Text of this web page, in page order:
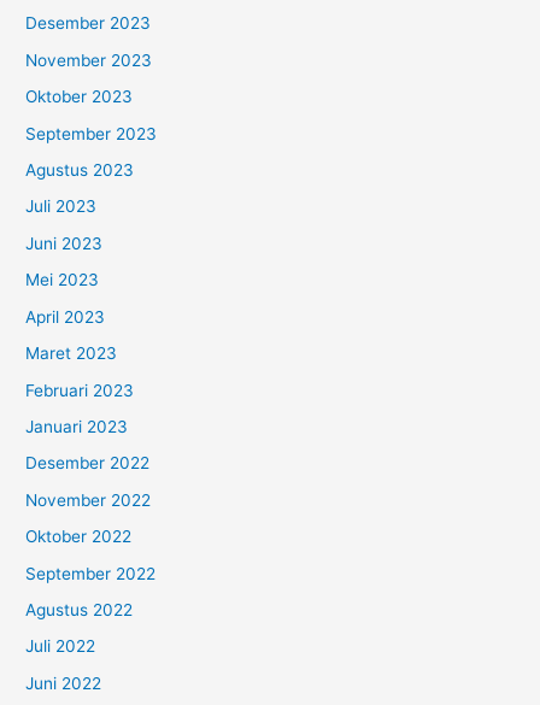
Desember 2023
November 2023
Oktober 2023
September 2023
Agustus 2023
Juli 2023
Juni 2023
Mei 2023
April 2023
Maret 2023
Februari 2023
Januari 2023
Desember 2022
November 2022
Oktober 2022
September 2022
Agustus 2022
Juli 2022
Juni 2022